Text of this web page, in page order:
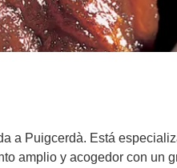
a Puigcerdà. Está
amplio y acogedor con un